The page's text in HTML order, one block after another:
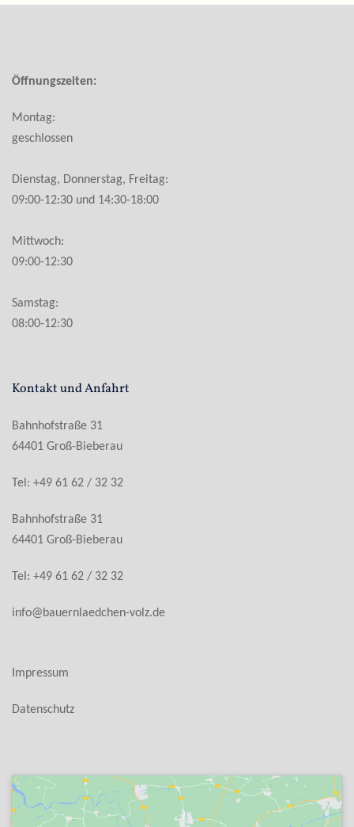
Öffnungszeiten:
Montag:
geschlossen
Dienstag, Donnerstag, Freitag:
09:00-12:30 und 14:30-18:00
Mittwoch:
09:00-12:30
Samstag:
08:00-12:30
Kontakt und Anfahrt
Bahnhofstraße 31
64401 Groß-Bieberau
Tel: +49 61 62 / 32 32
Bahnhofstraße 31
64401 Groß-Bieberau
Tel: +49 61 62 / 32 32
info@bauernlaedchen-volz.de
Impressum
Datenschutz